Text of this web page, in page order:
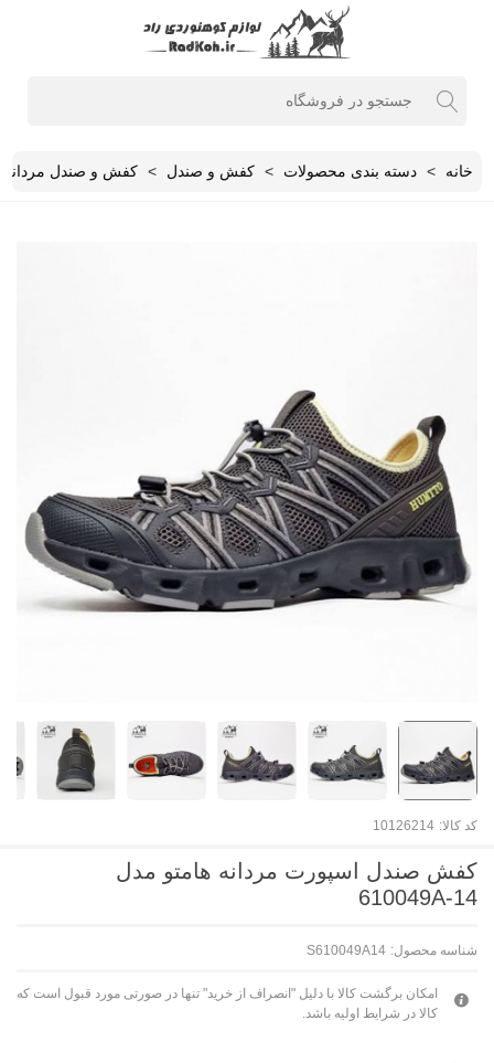
خانه > دسته بندی محصولات > کفش و صندل > کفش و صندل مردانه
کد کالا: 10126214
کفش صندل اسپورت مردانه هامتو مدل
610049A-14
شناسه محصول: S610049A14
امکان برگشت کالا با دلیل "انصراف از خرید" تنها در صورتی مورد قبول است که
کالا در شرایط اولیه باشد.